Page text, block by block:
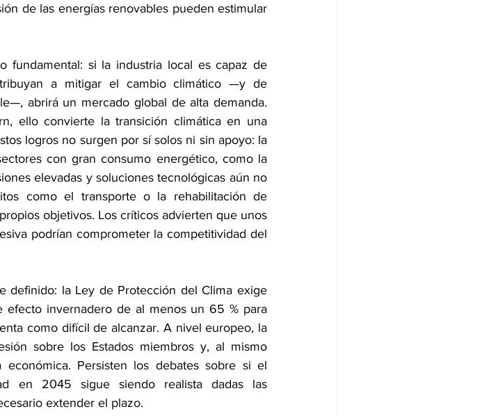
de las energías renovables pueden estimular
fundamental: si la industria local es capaz de
a mitigar el cambio climático —y de
abrirá un mercado global de alta demanda.
ello convierte la transición climática en una
logros no surgen por sí solos ni sin apoyo: la
con gran consumo energético, como la
elevadas y soluciones tecnológicas aún no
como el transporte o la rehabilitación de
objetivos. Los críticos advierten que unos
podrían comprometer la competitividad del
definido: la Ley de Protección del Clima exige
efecto invernadero de al menos un 65 % para
como difícil de alcanzar. A nivel europeo, la
sobre los Estados miembros y, al mismo
Persisten los debates sobre si el
en 2045 sigue siendo realista dadas las
extender el plazo.